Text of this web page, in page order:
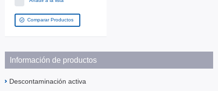
Comparar Productos
Información de productos
Descontaminación activa